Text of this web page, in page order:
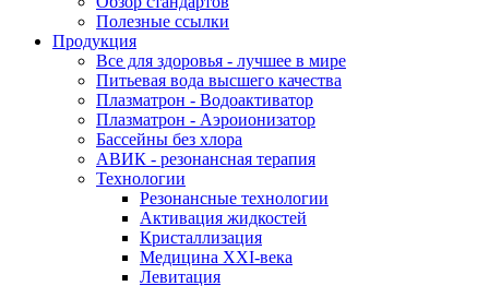
Полезные ссылки
Продукция
Все для здоровья - лучшее в мире
Питьевая вода высшего качества
Плазматрон - Водоактиватор
Плазматрон - Аэроионизатор
Бассейны без хлора
АВИК - резонансная терапия
Технологии
Резонансные технологии
Активация жидкостей
Кристаллизация
Медицина XXI-века
Левитация